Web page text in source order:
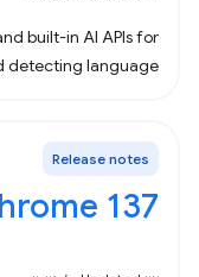
built-in AI APIs for
detecting language.
Release notes
137